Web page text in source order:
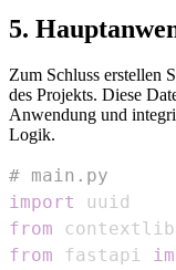
5.
Zum Schluss erstellen
des Projekts. Diese
Anwendung und
Logik.
# main.py
import
from contextlib
from fastapi